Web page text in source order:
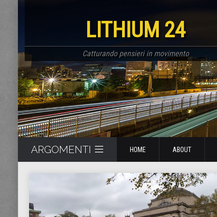
LITHIUM 24
Catturando pensieri in movimento
ARGOMENTI HOME ABOUT